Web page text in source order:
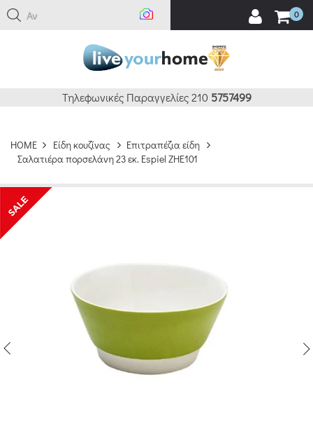
Αναζ 0
Τηλεφωνικές Παραγγελίες 210 5757499
HOME Είδη κουζίνας
Επιτραπέζια είδη
Σαλατιέρα πορσελάνη 23 εκ. Espiel ZHE101